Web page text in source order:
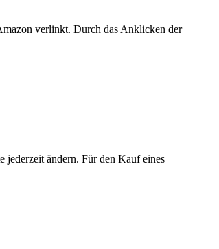
verlinkt. Durch das Anklicken der
jederzeit ändern. Für den Kauf eines